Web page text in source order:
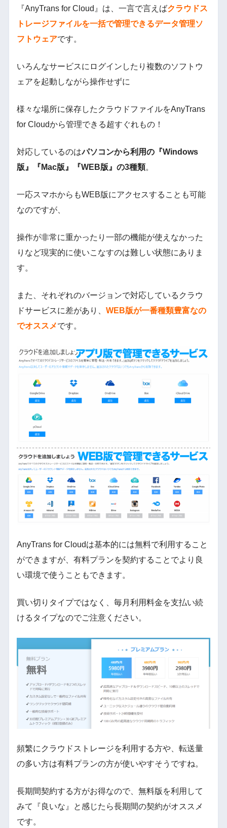
『AnyTrans for Cloud』は、一言で言えばクラウドス
トレージファイルを一括で管理できるデータ管理ソ
フトウェアです。
いろんなサービスにログインしたり複数のソフトウ
ェアを起動しながら操作せずに
様々な場所に保存したクラウドファイルをAnyTrans
for Cloudから管理できる超すぐれもの！
対応しているのはパソコンから利用の『Windows
版』『Mac版』『WEB版』の3種類。
一応スマホからもWEB版にアクセスすることも可能
なのですが、
操作が非常に重かったり一部の機能が使えなかった
りなど現実的に使いこなすのは難しい状態にありま
す。
また、それぞれのバージョンで対応しているクラウ
ドサービスに差があり、 WEB版が一番種類豊富なの
でオススメです。
AnyTrans for Cloudは基本的には無料で利用すること
ができますが、有料プランを契約することでより良
い環境で使うこともできます。
買い切りタイプではなく、毎月利用料金を支払い続
けるタイプなのでご注意ください。
頻繁にクラウドストレージを利用する方や、転送量
の多い方は有料プランの方が使いやすそうですね。
長期間契約する方がお得なので、無料版を利用して
みて『良いな』と感じたら長期間の契約がオススメ
です。